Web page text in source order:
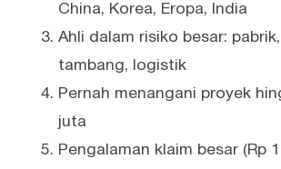
China, Korea, Eropa, India
Ahli dalam risiko besar:
tambang, logistik
Pernah menangani proyek
juta
Pengalaman klaim besar (Rp